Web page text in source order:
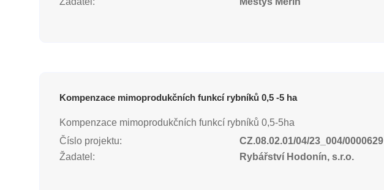
Kompenzace mimoprodukčních funkcí rybníků 0,5 -5 ha
Kompenzace mimoprodukčních funkcí rybníků 0,5-5ha
Číslo projektu:
CZ.08.02.01/04/23_004/0000629
Žadatel:
Rybářství Hodonín, s.r.o.